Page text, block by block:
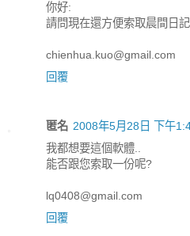
你好:
請問現在還方便索取晨間日
chienhua.kuo@gmail.com
回覆
匿名 2008年5月28日 下午
我都想要這個軟體..
能否跟您索取一份呢?
lq0408@gmail.com
回覆